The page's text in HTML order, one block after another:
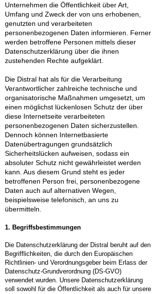
Unternehmen die Öffentlichkeit über Art,
Umfang und Zweck der von uns erhobenen,
genutzten und verarbeiteten
personenbezogenen Daten informieren. Ferner
werden betroffene Personen mittels dieser
Datenschutzerklärung über die ihnen
zustehenden Rechte aufgeklärt.
Die Distral hat als für die Verarbeitung
Verantwortlicher zahlreiche technische und
organisatorische Maßnahmen umgesetzt, um
einen möglichst lückenlosen Schutz der über
diese Internetseite verarbeiteten
personenbezogenen Daten sicherzustellen.
Dennoch können Internetbasierte
Datenübertragungen grundsätzlich
Sicherheitslücken aufweisen, sodass ein
absoluter Schutz nicht gewährleistet werden
kann. Aus diesem Grund steht es jeder
betroffenen Person frei, personenbezogene
Daten auch auf alternativen Wegen,
beispielsweise telefonisch, an uns zu
übermitteln.
1. Begriffsbestimmungen
Die Datenschutzerklärung der Distral beruht auf den
Begrifflichkeiten, die durch den Europäischen
Richtlinien- und Verordnungsgeber beim Erlass der
Datenschutz-Grundverordnung (DS-GVO)
verwendet wurden. Unsere Datenschutzerklärung
soll sowohl für die Öffentlichkeit als auch für unsere